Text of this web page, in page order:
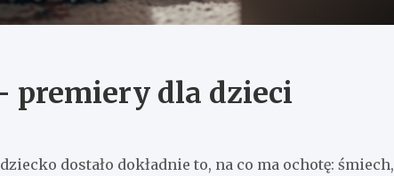
premiery dla dzieci
dostało dokładnie to, na co ma ochotę: śmiech,